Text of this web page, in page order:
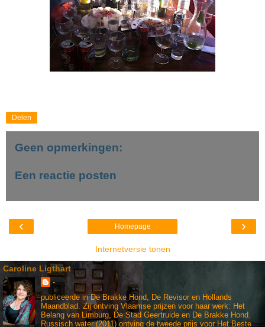
Delen
Geen opmerkingen:
Een reactie posten
‹ ›
Homepage
Internetversie tonen
Caroline Ligthart
-
publiceerde in De Brakke Hond, De Revisor en Hollands
Maandblad. Zij ontving Vlaamse prijzen voor haar werk: Het
Belang van Limburg, De Stad Geertruide en De Brakke Hond.
Russisch water (2011) ontving de tweede prijs voor Het Beste